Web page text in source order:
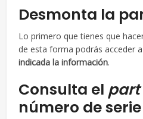
Desmonta la
Lo primero que tienes que
de esta forma podrás acceder
indicada la información.
Consulta el
número de serie